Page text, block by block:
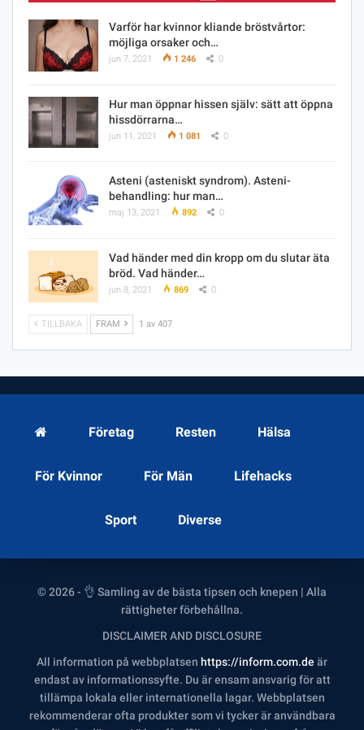
Varför har kvinnor kliande bröstvårtor:
möjliga orsaker och…
jun 7, 2021 1 246 0
Hur man öppnar hissen själv: sätt att öppna
hissdörrarna…
jun 11, 2021 1 081 0
Asteni (asteniskt syndrom). Asteni-
behandling: hur man…
maj 13, 2021 892 0
Vad händer med din kropp om du slutar äta
bröd. Vad händer…
jun 8, 2021 869 0
TILLBAKA FRAM 1 av 407
Företag Resten Hälsa
För Kvinnor För Män Lifehacks
Sport Diverse
© 2026 - 👌 Samling av de bästa tipsen och knepen | Alla
rättigheter förbehållna.
DISCLAIMER AND DISCLOSURE
All information på webbplatsen https://inform.com.de är
endast av informationssyfte. Du är ensam ansvarig för att
tillämpa lokala eller internationella lagar. Webbplatsen
rekommenderar ofta produkter som vi tycker är användbara